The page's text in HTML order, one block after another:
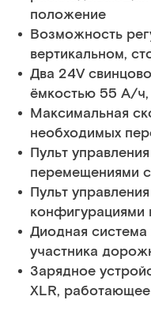
положение
Возможность
вертикальном,
Два 24V
ёмкостью 55 А/ч,
Максимальная
необходимых
Пульт
перемещениями
Пульт
конфигурациями
Диодная
участника
Зарядное
XLR,